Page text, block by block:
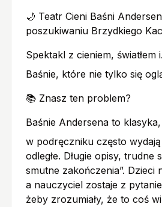
🌙 Teatr Cieni Baśni
poszukiwaniu Brzydkiego
Spektakl z cieniem, światłem
Baśnie, które nie tylko się
📚 Znasz ten problem?
Baśnie Andersena to
w podręczniku często
odległe. Długie opisy, trudne
smutne zakończenia”. Dzieci
a nauczyciel zostaje z
żeby zrozumiały, że to coś